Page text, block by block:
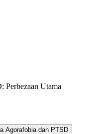
Perbezaan Utama
Agorafobia dan PTSD